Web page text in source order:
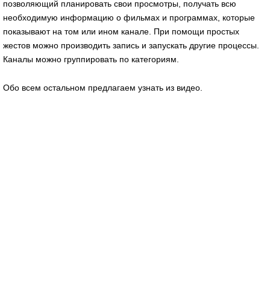
позволяющий планировать свои просмотры, получать всю
необходимую информацию о фильмах и программах, которые
показывают на том или ином канале. При помощи простых
жестов можно производить запись и запускать другие процессы.
Каналы можно группировать по категориям.
Обо всем остальном предлагаем узнать из видео.